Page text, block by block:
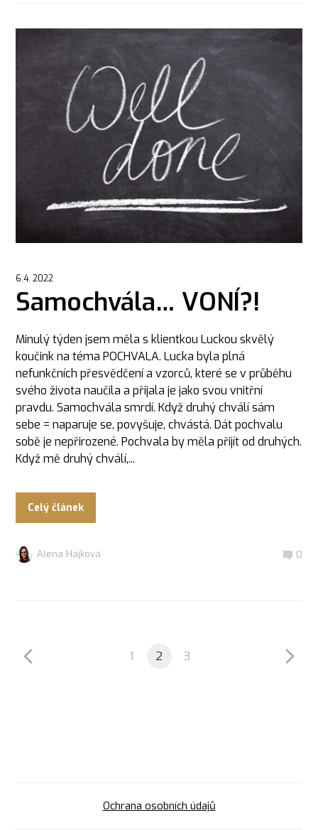
6.4. 2022
Samochvála… VONÍ?!
Minulý týden jsem měla s klientkou Luckou skvělý
koučink na téma POCHVALA. Lucka byla plná
nefunkčních přesvědčení a vzorců, které se v průběhu
svého života naučila a přijala je jako svou vnitřní
pravdu. Samochvála smrdí. Když druhý chválí sám
sebe = naparuje se, povyšuje, chvástá. Dát pochvalu
sobě je nepřirozené. Pochvala by měla přijít od druhých.
Když mě druhý chválí,...
Celý článek
Alena Hájková 0
1 2 3
Ochrana osobních údajů